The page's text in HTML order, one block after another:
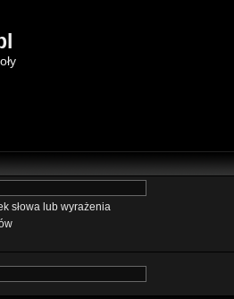
słowa lub wyrażenia